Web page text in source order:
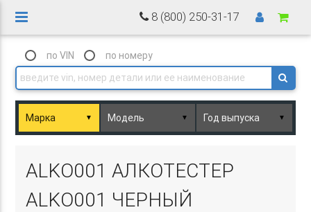
8 (800) 250-31-17
по VIN по номеру
▼ ▼ ▼
ALKO001 АЛКОТЕСТЕР
ALKO001 ЧЕРНЫЙ